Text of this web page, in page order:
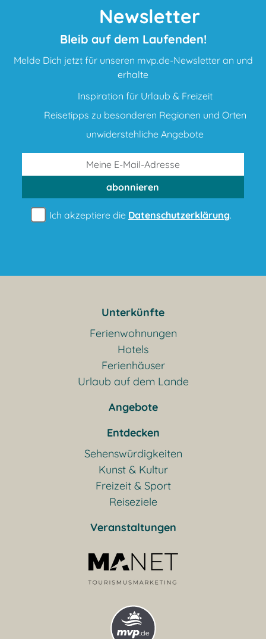
Newsletter
Bleib auf dem Laufenden!
Melde Dich jetzt für unseren mvp.de-Newsletter an und
erhalte
Inspiration für Urlaub & Freizeit
Reisetipps zu besonderen Regionen und Orten
unwiderstehliche Angebote
abonnieren
Ich akzeptiere die Datenschutzerklärung.
Unterkünfte
Ferienwohnungen
Hotels
Ferienhäuser
Urlaub auf dem Lande
Angebote
Entdecken
Sehenswürdigkeiten
Kunst & Kultur
Freizeit & Sport
Reiseziele
Veranstaltungen